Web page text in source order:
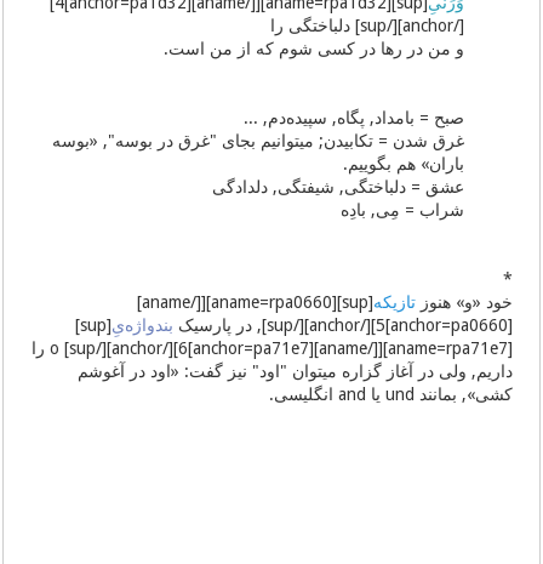
[/anchor][/sup] دلباختگی را
و من در رها در کسی شوم که از من است.
صبح = بامداد, پگاه, سپیده‌دم, ...
غرق شدن = تکابیدن; میتوانیم بجای "غرق در بوسه", «بوسه
باران» هم بگوییم.
عشق = دلباختگی, شیفتگی, دلدادگی
شراب = مِی, بادِه
*
خود «و» هنوزتازیکه
[sup][aname=rpa0660][[/aname]
[anchor=pa0660]5][/anchor][/sup], در پارسیک
بندواژه‌یِ
[sup]
[aname=rpa71e7][[/aname][anchor=pa71e7]6][/anchor][/sup] o را
داریم, ولی در آغاز گزاره میتوان "اود" نیز گفت: «اود در آغوشم
کشی», بمانند und یا and انگلیسی.